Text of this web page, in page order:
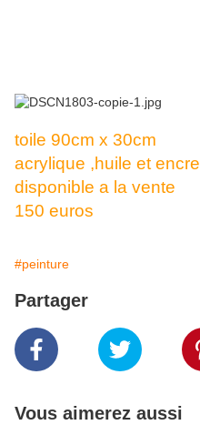
toile 90cm x 30cm
acrylique ,huile et encre
disponible a la vente
150 euros
#peinture
Partager
Vous aimerez aussi